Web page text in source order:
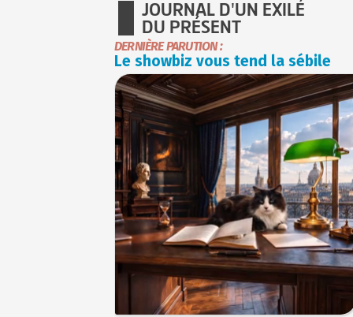
JOURNAL D'UN EXILÉ
DU PRÉSENT
DERNIÈRE PARUTION :
Le showbiz vous tend la sébile